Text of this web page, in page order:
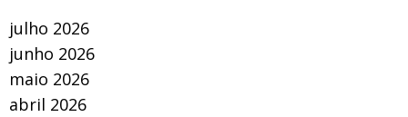
julho 2026
junho 2026
maio 2026
abril 2026